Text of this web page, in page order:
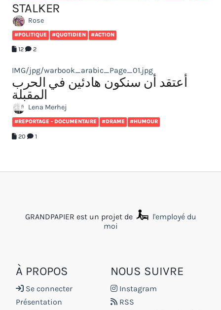
STALKER
Rose
#POLITIQUE #QUOTIDIEN #ACTION
12 2
IMG/jpg/warbook_arabic_Page_01.jpg
أعتقد أن سنكون هادئين في الحرب
المقبلة
Lena Merhej
#REPORTAGE - DOCUMENTAIRE #DRAME #HUMOUR
20 1
GRANDPAPIER est un projet de
l'employé du
moi
À PROPOS
Se connecter
Présentation
NOUS SUIVRE
Instagram
RSS